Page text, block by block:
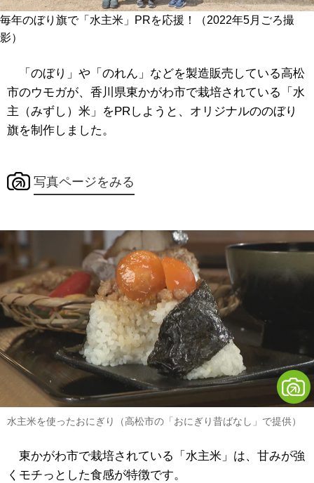
毎年のぼり旗で「水主米」PRを応援！（2022年5月ごろ撮
影）
「 のぼり」や「のれん」などを製造販売している高松
市のウモガが、香川県東かがわ市で栽培されている「水
主（みずし）米」をPRしようと、オリジナルののぼり
旗を制作しました。
写真ページをみる
水主米を使ったおにぎり（高松市の「おにぎり昔ばなし」で提供）
東かがわ市で栽培されている「水主米」は、甘みが強
くモチっとした食感が特徴です。